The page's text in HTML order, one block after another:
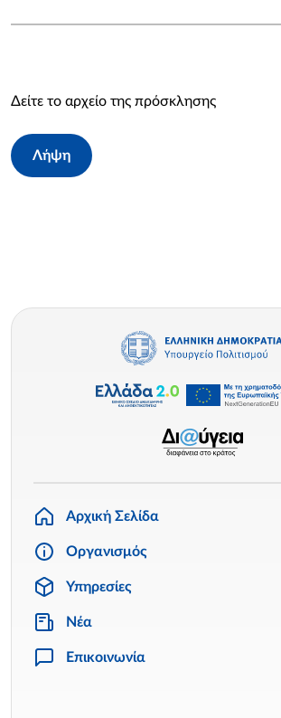
Δείτε το αρχείο της πρόσκλησης
Λήψη
Αρχική Σελίδα
Οργανισμός
Υπηρεσίες
Νέα
Επικοινωνία